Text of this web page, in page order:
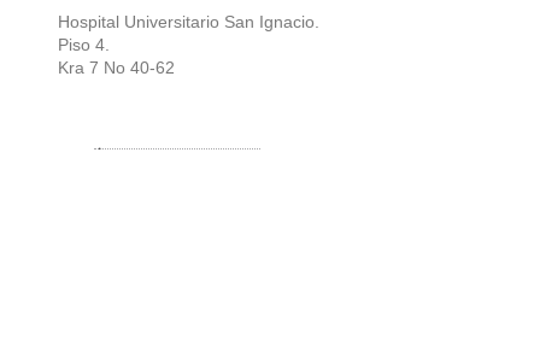
Hospital Universitario San Ignacio.
Piso 4.
Kra 7 No 40-62